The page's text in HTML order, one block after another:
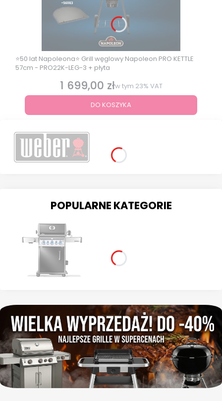
⭐50 lat Napoleona⭐ Grill węglowy Napoleon PRO KETTLE
57cm - PRO22K-LEG-3 + płyta
Cena brutto
1 699,00 złw tym 23% VAT
DO KOSZYKA
POPULARNE KATEGORIE